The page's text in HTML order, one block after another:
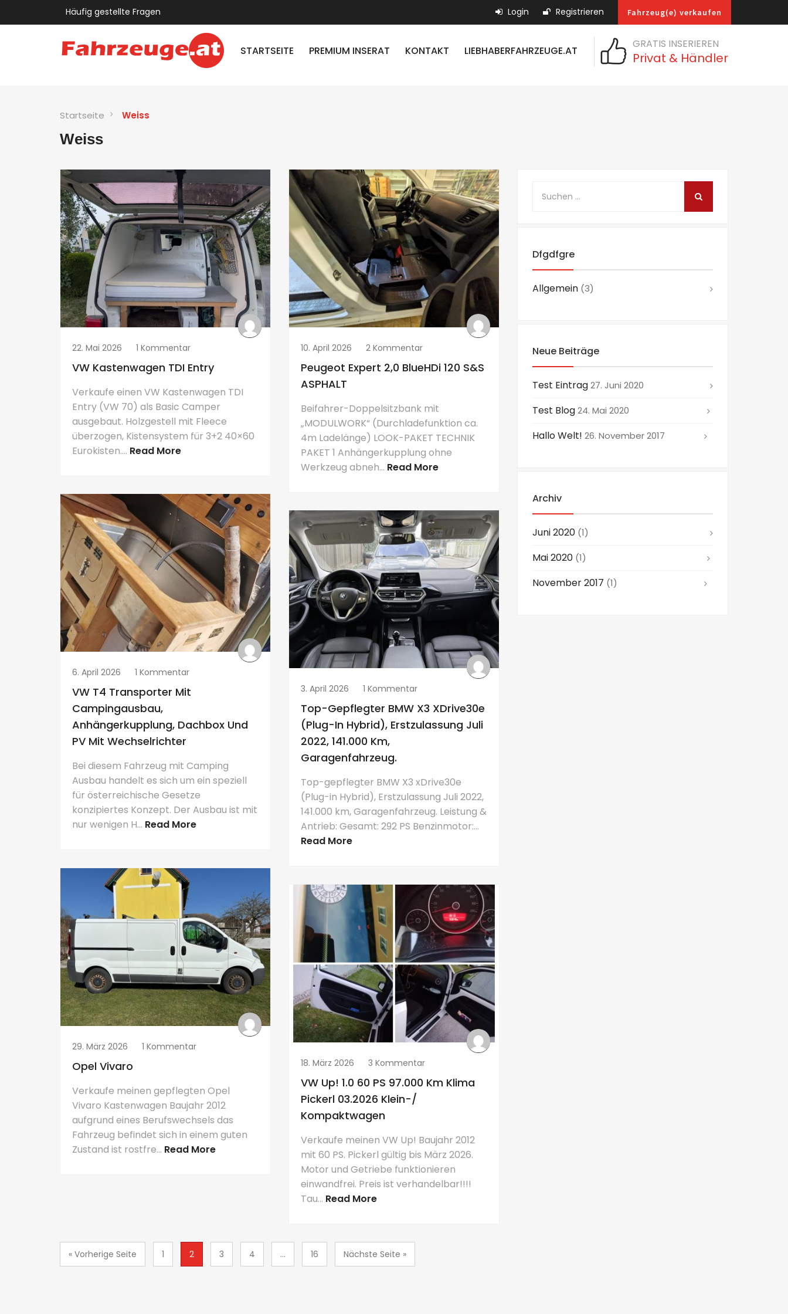
Häufig gestellte Fragen Login Registrieren Fahrzeug(e) verkaufen
STARTSEITE PREMIUM INSERAT KONTAKT LIEBHABERFAHRZEUGE.AT
GRATIS INSERIEREN
Privat & Händler
Startseite Weiss
Weiss
22. Mai 2026 1 Kommentar
VW Kastenwagen TDI Entry
Verkaufe einen VW Kastenwagen TDI
Entry (VW 70) als Basic Camper
ausgebaut. Holzgestell mit Fleece
überzogen, Kistensystem für 3+2 40×60
Eurokisten.... Read More
10. April 2026 2 Kommentar
Peugeot Expert 2,0 BlueHDi 120 S&S
ASPHALT
Beifahrer-Doppelsitzbank mit
„MODULWORK“ (Durchladefunktion ca.
4m Ladelänge) LOOK-PAKET TECHNIK
PAKET 1 Anhängerkupplung ohne
Werkzeug abneh... Read More
6. April 2026 1 Kommentar
VW T4 Transporter Mit
Campingausbau,
Anhängerkupplung, Dachbox Und
PV Mit Wechselrichter
Bei diesem Fahrzeug mit Camping
Ausbau handelt es sich um ein speziell
für österreichische Gesetze
konzipiertes Konzept. Der Ausbau ist mit
nur wenigen H... Read More
3. April 2026 1 Kommentar
Top-Gepflegter BMW X3 XDrive30e
(Plug-In Hybrid), Erstzulassung Juli
2022, 141.000 Km,
Garagenfahrzeug.
Top-gepflegter BMW X3 xDrive30e
(Plug-in Hybrid), Erstzulassung Juli 2022,
141.000 km, Garagenfahrzeug. Leistung &
Antrieb: Gesamt: 292 PS Benzinmotor:...
Read More
29. März 2026 1 Kommentar
Opel Vivaro
Verkaufe meinen gepflegten Opel
Vivaro Kastenwagen Baujahr 2012
aufgrund eines Berufswechsels das
Fahrzeug befindet sich in einem guten
Zustand ist rostfre... Read More
18. März 2026 3 Kommentar
VW Up! 1.0 60 PS 97.000 Km Klima
Pickerl 03.2026 Klein-/
Kompaktwagen
Verkaufe meinen VW Up! Baujahr 2012
mit 60 PS. Pickerl gültig bis März 2026.
Motor und Getriebe funktionieren
einwandfrei. Preis ist verhandelbar!!!!
Tau... Read More
« Vorherige Seite 1 2 3 4 ... 16 Nächste Seite »
Dfgdfgre
Allgemein (3)
Neue Beiträge
Test Eintrag27. Juni 2020
Test Blog24. Mai 2020
Hallo Welt! 26. November 2017
Archiv
Juni 2020 (1)
Mai 2020 (1)
November 2017 (1)